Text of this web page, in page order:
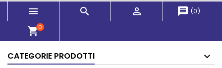
   message (0)
shopping_cart0
CATEGORIE PRODOTTI